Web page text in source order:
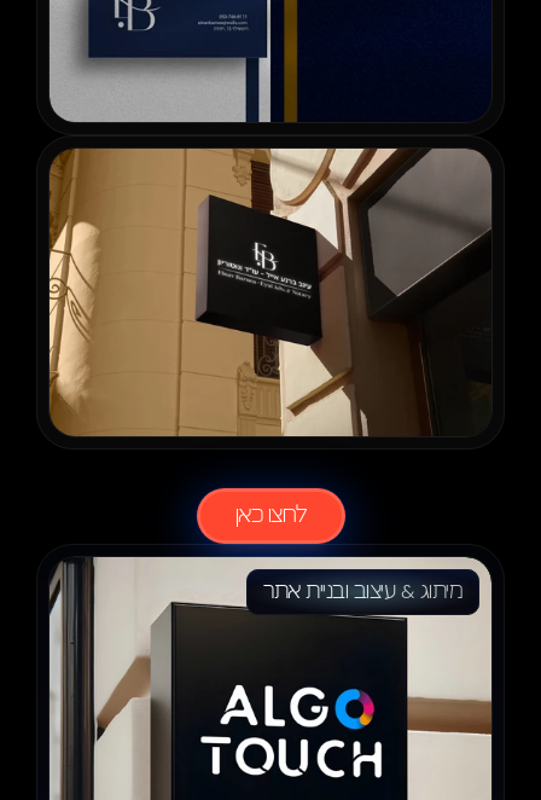
לחצו כאן
לעוד פרוייקטים
מיתוג & עיצוב ובניית אתר